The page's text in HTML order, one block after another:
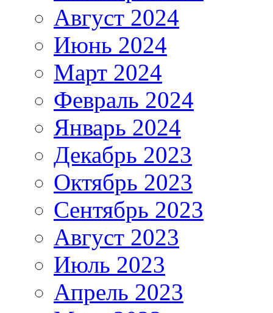
Август 2024
Июнь 2024
Март 2024
Февраль 2024
Январь 2024
Декабрь 2023
Октябрь 2023
Сентябрь 2023
Август 2023
Июль 2023
Апрель 2023